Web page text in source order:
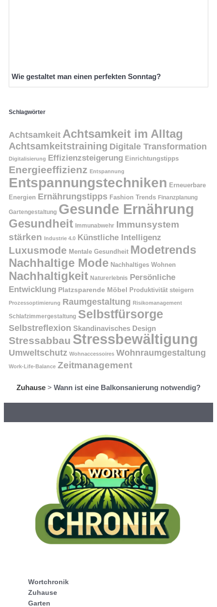
Wie gestaltet man einen perfekten Sonntag?
Schlagwörter
Achtsamkeit Achtsamkeit im Alltag
Achtsamkeitstraining Digitale Transformation
Digitalisierung Effizienzsteigerung Einrichtungstipps
Energieeffizienz Entspannung
Entspannungstechniken Erneuerbare
Energien Ernährungstipps Fashion Trends Finanzplanung
Gartengestaltung Gesunde Ernährung
Gesundheit Immunabwehr Immunsystem
stärken Industrie 4.0 Künstliche Intelligenz
Luxusmode Mentale Gesundheit Modetrends
Nachhaltige Mode Nachhaltiges Wohnen
Nachhaltigkeit Naturerlebnis Persönliche
Entwicklung Platzsparende Möbel Produktivität steigern
Prozessoptimierung Raumgestaltung Risikomanagement
Schlafzimmergestaltung Selbstfürsorge
Selbstreflexion Skandinavisches Design
Stressabbau Stressbewältigung
Umweltschutz Wohnaccessoires Wohnraumgestaltung
Work-Life-Balance Zeitmanagement
Zuhause > Wann ist eine Balkonsanierung notwendig?
Wortchronik
Zuhause
Garten